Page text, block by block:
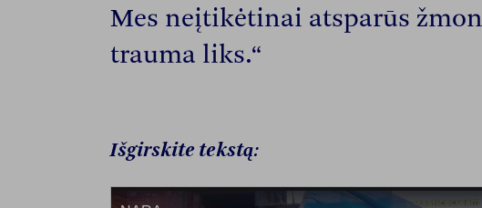
Mes neįtikėtinai atsparūs
trauma liks.“
Išgirskite tekstą: